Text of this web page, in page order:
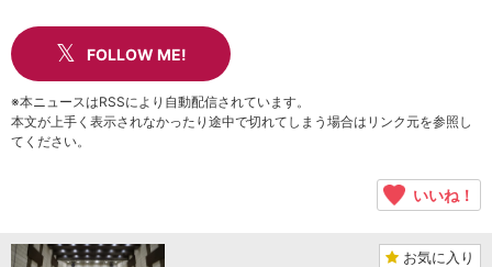
FOLLOW ME!
※本ニュースはRSSにより自動配信されています。
本文が上手く表示されなかったり途中で切れてしまう場合はリンク元を参照し
てください。
いいね！
お気に入り